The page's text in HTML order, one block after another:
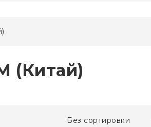
(Китай)
Без сортировки